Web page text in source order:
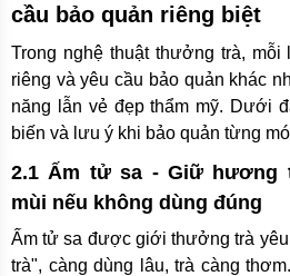
cầu bảo quản riêng biệt
Trong nghệ thuật thưởng trà,
riêng và yêu cầu bảo quản khác
năng lẫn vẻ đẹp thẩm mỹ. Dưới
biến và lưu ý khi bảo quản từng
2.1 Ấm tử sa - Giữ hương
mùi nếu không dùng đúng
Ấm tử sa được giới thưởng trà
trà", càng dùng lâu, trà càng